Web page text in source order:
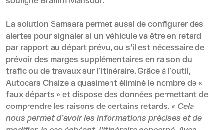
La solution Samsara permet aussi de configurer des
alertes pour signaler si un véhicule va être en retard
par rapport au départ prévu, ou s’il est nécessaire de
prévoir des marges supplémentaires en raison du
trafic ou de travaux sur l’itinéraire. Grâce à l’outil,
Autocars Chaize a quasiment éliminé le nombre de «
faux départs » et dispose des données permettant de
comprendre les raisons de certains retards. « Cela
nous permet d’avoir les informations précises et de